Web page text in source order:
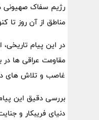
رژیم سفاک صهیونی
مناطق از آن روز تا
در این پیام
مقاومت عراقی ها در
غاصب و تلاش های
بررسی دقیق این
دنیای فریبکار و